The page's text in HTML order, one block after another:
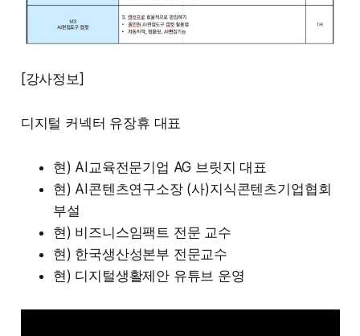
[강사정보]
디지털 커넥터 유장휴 대표
현) AI교육전문기업 AG 브릿지 대표
현) AI콘텐츠연구소장 (사)지식콘텐츠기업협회
부설
현) 비즈니스임팩트 전문 교수
현) 한국생산성본부 전문교수
현) 디지털생활제안 유튜브 운영